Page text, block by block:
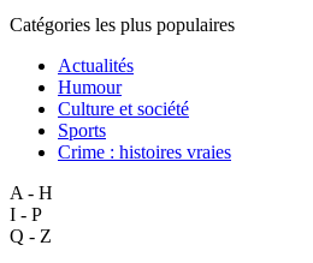
Catégories les plus populaires
Actualités
Humour
Culture et société
Sports
Crime : histoires vraies
A - H
I - P
Q - Z